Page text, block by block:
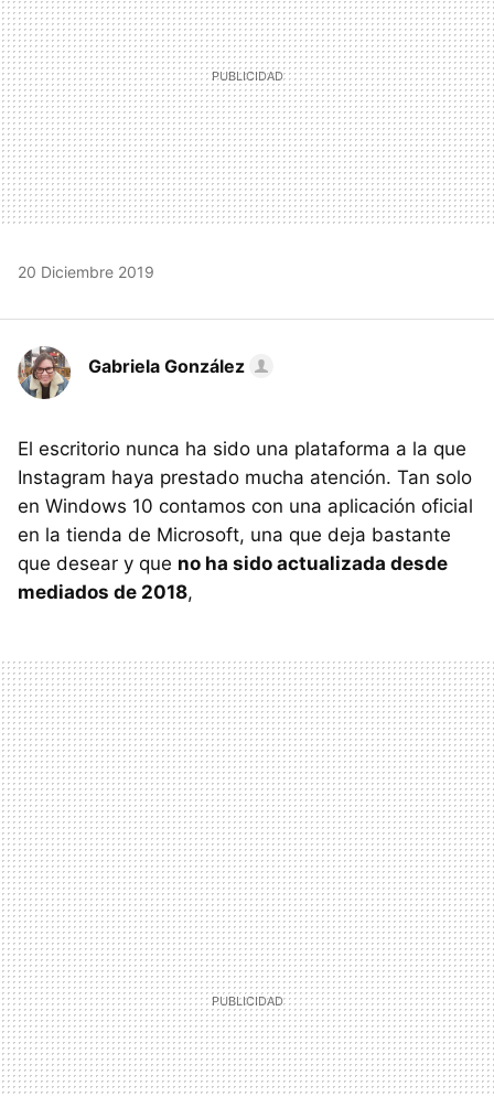
20 Diciembre 2019
Gabriela González
El escritorio nunca ha sido una plataforma a la que
Instagram haya prestado mucha atención. Tan solo
en Windows 10 contamos con una aplicación oficial
en la tienda de Microsoft, una que deja bastante
que desear y que no ha sido actualizada desde
mediados de 2018,